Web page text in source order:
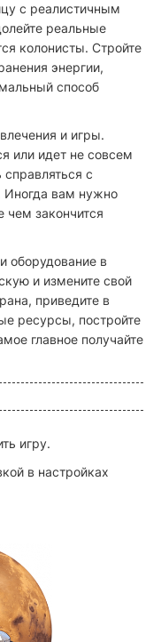
с реалистичным
реальные
колонисты. Стройте
энергии,
способ
и игры.
или идет не совсем
с
Иногда вам нужно
чем закончится
оборудование в
и измените свой
приведите в
ресурсы, постройте
главное получайте
игру.
в настройках